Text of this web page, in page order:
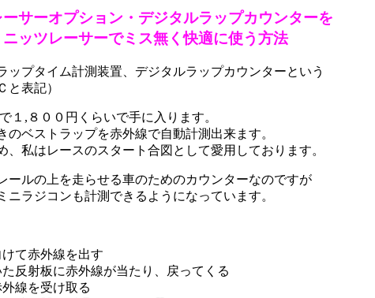
ーサーオプション・デジタルラップカウンターを
ニッツレーサーでミス無く快適に使う方法
ップタイム計測装置、デジタルラップカウンターという
と表記）
１,８００円くらいで手に入ります。
ベストラップを赤外線で自動計測出来ます。
、私はレースのスタート合図として愛用しております。
ールの上を走らせる車のためのカウンターなのですが
ニラジコンも計測できるようになっています。
て赤外線を出す
反射板に赤外線が当たり、戻ってくる
線を受け取る